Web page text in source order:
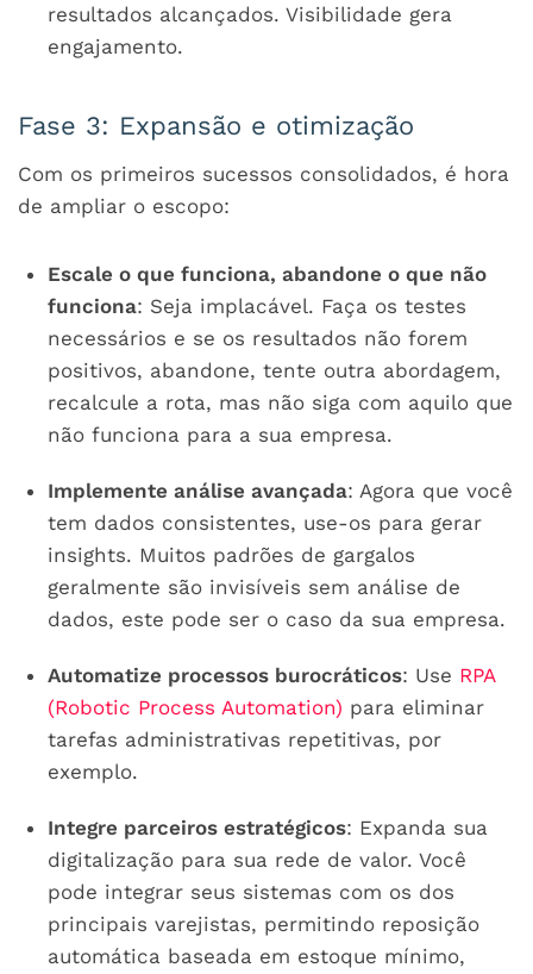
resultados alcançados. Visibilidade gera
engajamento.
Fase 3: Expansão e otimização
Com os primeiros sucessos consolidados, é hora
de ampliar o escopo:
Escale o que funciona, abandone o que não
funciona: Seja implacável. Faça os testes
necessários e se os resultados não forem
positivos, abandone, tente outra abordagem,
recalcule a rota, mas não siga com aquilo que
não funciona para a sua empresa.
Implemente análise avançada: Agora que você
tem dados consistentes, use-os para gerar
insights. Muitos padrões de gargalos
geralmente são invisíveis sem análise de
dados, este pode ser o caso da sua empresa.
Automatize processos burocráticos: Use RPA
(Robotic Process Automation) para eliminar
tarefas administrativas repetitivas, por
exemplo.
Integre parceiros estratégicos: Expanda sua
digitalização para sua rede de valor. Você
pode integrar seus sistemas com os dos
principais varejistas, permitindo reposição
automática baseada em estoque mínimo,